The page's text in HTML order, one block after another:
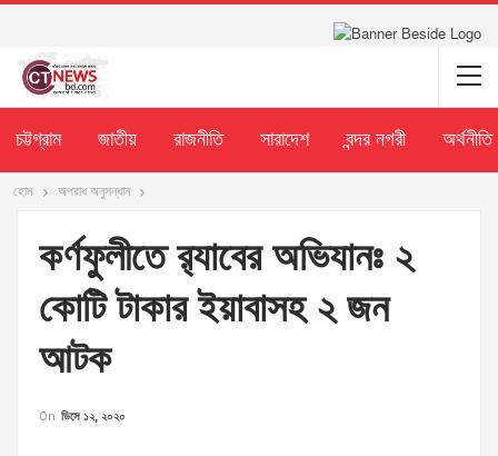
চট্টগ্রাম জাতীয় রাজনীতি সারাদেশ বন্দর নগরী অর্থনীতি
হোম অপরাধ অনুসন্ধান
কর্ণফুলীতে র‍্যাবের অভিযানঃ ২
কোটি টাকার ইয়াবাসহ ২ জন
আটক
On ডিসে ১২, ২০২০